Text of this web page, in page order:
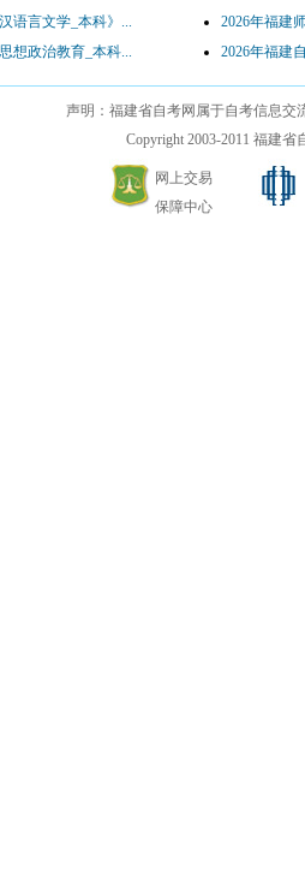
语言文学_本科》...
2026年福建
想政治教育_本科...
2026年福建
声明：福建省自考网属于自考信息
Copyright 2003-2011 福建省
网上交易
保障中心